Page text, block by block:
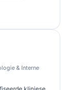
neurale
oor
oor
& Interne